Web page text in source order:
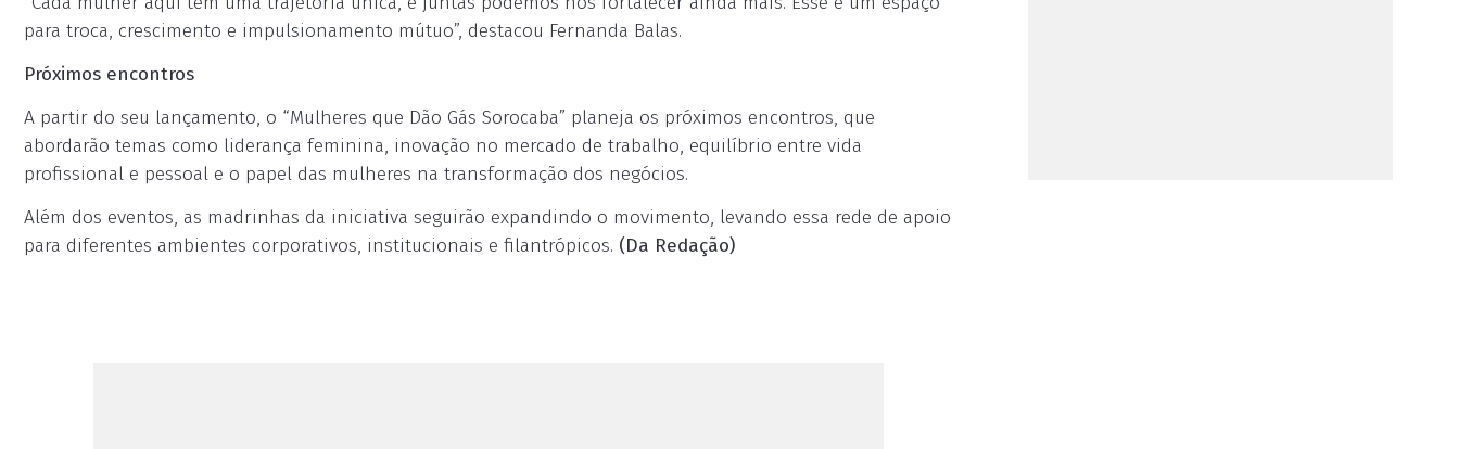
para troca, crescimento e impulsionamento mútuo”, destacou Fernanda Balas.
Próximos encontros
A partir do seu lançamento, o “Mulheres que Dão Gás Sorocaba” planeja os próximos encontros, que
abordarão temas como liderança feminina, inovação no mercado de trabalho, equilíbrio entre vida
profissional e pessoal e o papel das mulheres na transformação dos negócios.
Além dos eventos, as madrinhas da iniciativa seguirão expandindo o movimento, levando essa rede de apoio
para diferentes ambientes corporativos, institucionais e filantrópicos. (Da Redação)